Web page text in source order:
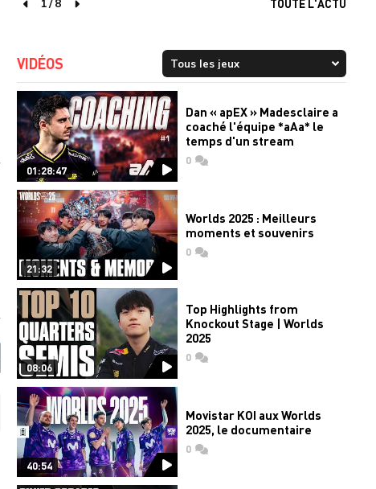
page précédente
1/8
page suivante
TOUTE L'ACTU
VIDÉOS
01:28:47
Dan « apEX » Madesclaire a
coaché l'équipe *aAa* le
temps d'un stream
0commentaires
21:32
Worlds 2025 : Meilleurs
moments et souvenirs
0commentaires
08:06
Top Highlights from
Knockout Stage | Worlds
2025
0commentaires
40:54
Movistar KOI aux Worlds
2025, le documentaire
0commentaires